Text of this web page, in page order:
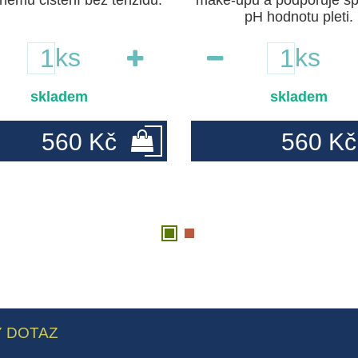
ks
skladem
560 Kč
pH hodnotu pleti.
ks
skladem
560 Kč
DOTAZ